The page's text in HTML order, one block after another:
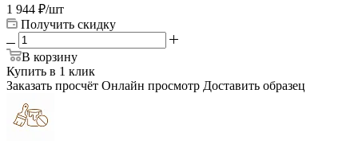
1 944 ₽/шт
Получить скидку
В корзину
Купить в 1 клик
Заказать просчёт Онлайн просмотр Доставить образец